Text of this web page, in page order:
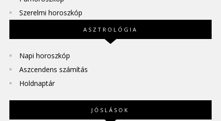
Szerelmi horoszkóp
ASZTROLÓGIA
Napi horoszkóp
Aszcendens számítás
Holdnaptár
JÓSLÁSOK